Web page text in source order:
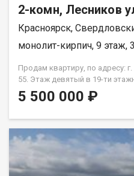
2-комн, Лесников
Красноярск,
монолит-кирпич, 9 этаж,
Продам квартиру, по адресу:
55. Этаж девятый в 19-ти
доме. Общая площадь- 33.7
спальня--10,3 кв.м.
доступность до других
мест отдыха, досуга и
Фанпарк «Бобровый лог» и
Благоустроенная
5 500 000 ₽